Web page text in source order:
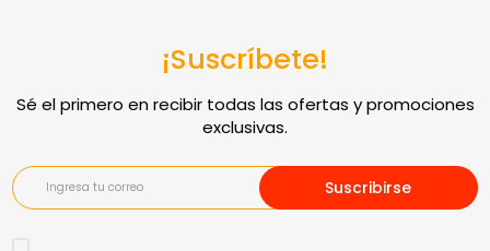
¡Suscríbete!
Suscribirse